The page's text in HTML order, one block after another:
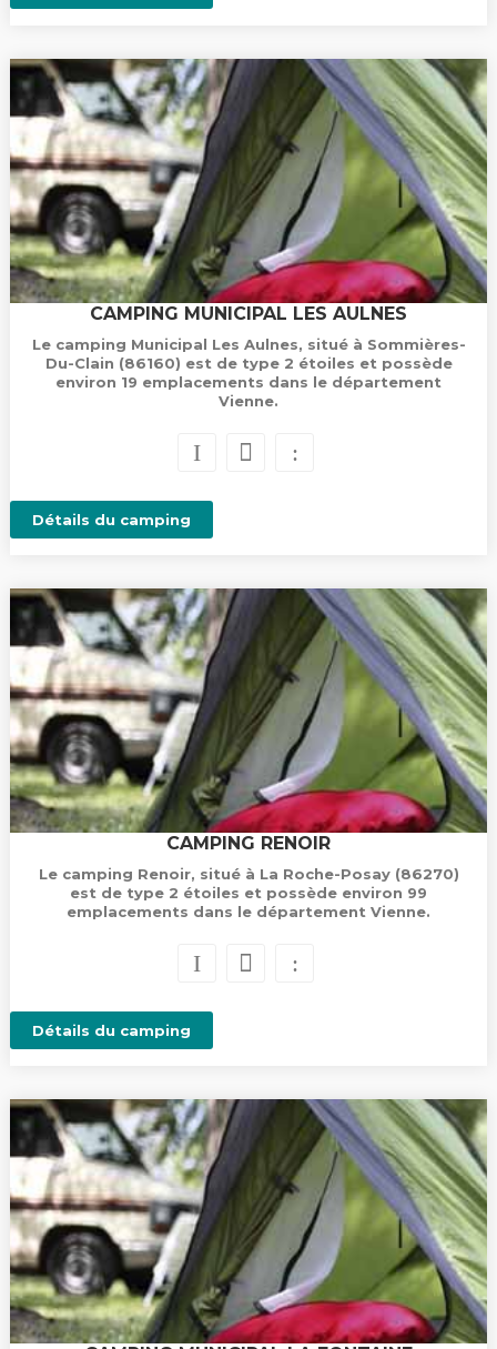
CAMPING MUNICIPAL LES AULNES
Le camping Municipal Les Aulnes, situé à Sommières-
Du-Clain (86160) est de type 2 étoiles et possède
environ 19 emplacements dans le département
Vienne.
Détails du camping
CAMPING RENOIR
Le camping Renoir, situé à La Roche-Posay (86270)
est de type 2 étoiles et possède environ 99
emplacements dans le département Vienne.
Détails du camping